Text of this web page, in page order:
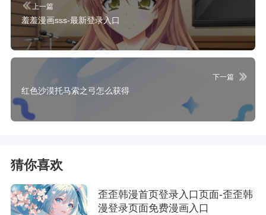
上一篇
羞羞漫画sss-最新登录入口
下一篇
红色沙漠托马索之弓怎么获得
猜你喜欢
歪歪韩漫首页登录入口页面-歪歪韩
漫登录页面免费漫画入口